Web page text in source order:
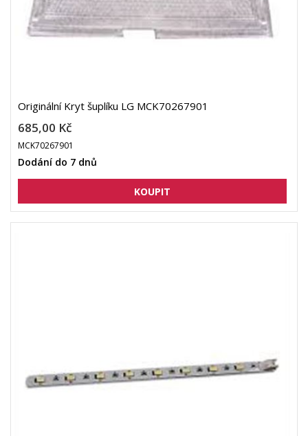
Originální Kryt šuplíku LG MCK70267901
685,00 Kč
MCK70267901
Dodání do 7 dnů